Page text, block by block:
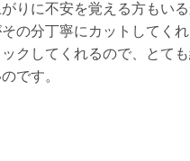
りに不安を覚える方もい
の分丁寧にカットしてく
ックしてくれるので、とて
です。